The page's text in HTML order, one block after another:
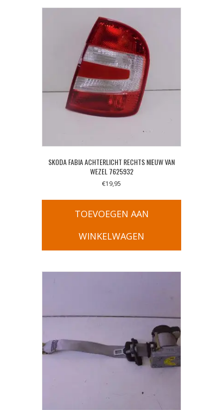
SKODA FABIA ACHTERLICHT RECHTS NIEUW VAN
WEZEL 7625932
€19,95
TOEVOEGEN AAN
WINKELWAGEN